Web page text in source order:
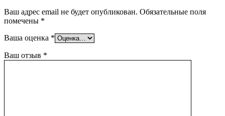
Ваш адрес email не будет опубликован. Обязательные поля
помечены *
Ваша оценка *
Ваш отзыв *